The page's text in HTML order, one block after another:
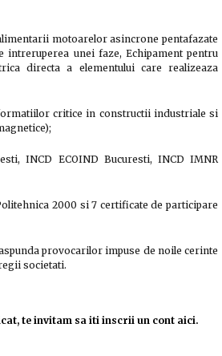
motoarelor asincrone pentafazate
intreruperea unei faze, Echipament pentru
directa a elementului care realizeaza
critice in constructii industriale si
INCD ECOIND Bucuresti, INCD IMNR
2000 si 7 certificate de participare
provocarilor impuse de noile cerinte
societati.
te invitam sa iti inscrii un cont aici.